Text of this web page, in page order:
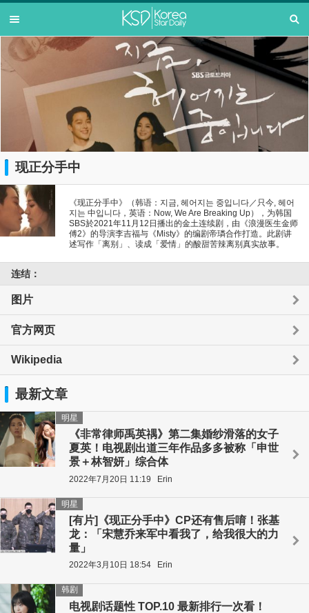
现正分手中
《现正分手中》（韩语：지금, 헤어지는 중입니다／只今, 헤어
지는 中입니다，英语：Now, We Are Breaking Up），为韩国
SBS於2021年11月12日播出的金土连续剧，由《浪漫医生金师
傅2》的导演李吉福与《Misty》的编剧帝璘合作打造。此剧讲
述写作「离别」、读成「爱情」的酸甜苦辣离别真实故事。
连结：
图片
官方网页
Wikipedia
最新文章
《非常律师禹英禑》第二集婚纱滑落的女子
夏英！电视剧出道三年作品多多被称「申世
景＋林智妍」综合体
明星
2022年7月20日 11:19 Erin
[有片]《现正分手中》CP还有售后唷！张基
龙：「宋慧乔来军中看我了，给我很大的力
量」
明星
2022年3月10日 18:54 Erin
电视剧话题性 TOP.10 最新排行一次看！
韩剧